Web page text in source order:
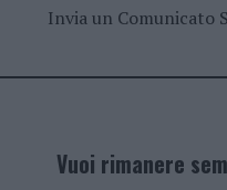
Invia un Comunicato
Vuoi rimanere